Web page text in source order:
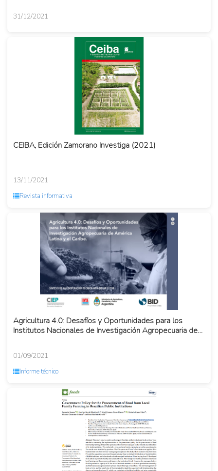
31/12/2021
CEIBA, Edición Zamorano Investiga (2021)
13/11/2021
Revista informativa
Agricultura 4.0: Desafíos y Oportunidades para los
Institutos Nacionales de Investigación Agropecuaria de
01/09/2021
Informe técnico